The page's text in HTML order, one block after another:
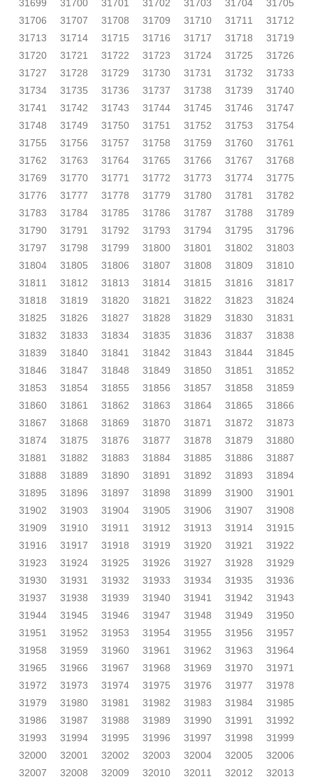
31699 31700 31701 31702 31703 31704
31705
31706
31707 31708 31709 31710 31711
31712
31713
31714 31715 31716 31717 31718
31719
31720
31721 31722 31723 31724 31725
31726
31727
31728 31729 31730 31731 31732
31733
31734
31735 31736 31737 31738 31739
31740
31741
31742 31743 31744 31745 31746
31747
31748
31749 31750 31751 31752 31753
31754
31755
31756 31757 31758 31759 31760
31761
31762
31763 31764 31765 31766 31767
31768
31769
31770 31771 31772 31773 31774
31775
31776
31777 31778 31779 31780 31781
31782
31783
31784 31785 31786 31787 31788
31789
31790
31791 31792 31793 31794 31795
31796
31797
31798 31799 31800 31801 31802
31803
31804
31805 31806 31807 31808 31809
31810
31811
31812 31813 31814 31815 31816
31817
31818
31819 31820 31821 31822 31823
31824
31825
31826 31827 31828 31829 31830
31831
31832
31833 31834 31835 31836 31837
31838
31839
31840 31841 31842 31843 31844
31845
31846
31847 31848 31849 31850 31851
31852
31853
31854 31855 31856 31857 31858
31859
31860
31861 31862 31863 31864 31865
31866
31867
31868 31869 31870 31871 31872
31873
31874
31875 31876 31877 31878 31879
31880
31881
31882 31883 31884 31885 31886
31887
31888
31889 31890 31891 31892 31893
31894
31895
31896 31897 31898 31899 31900
31901
31902
31903 31904 31905 31906 31907
31908
31909
31910 31911 31912 31913 31914
31915
31916
31917 31918 31919 31920 31921
31922
31923
31924 31925 31926 31927 31928
31929
31930
31931 31932 31933 31934 31935
31936
31937
31938 31939 31940 31941 31942
31943
31944
31945 31946 31947 31948 31949
31950
31951
31952 31953 31954 31955 31956
31957
31958
31959 31960 31961 31962 31963
31964
31965
31966 31967 31968 31969 31970
31971
31972
31973 31974 31975 31976 31977
31978
31979
31980 31981 31982 31983 31984
31985
31986
31987 31988 31989 31990 31991
31992
31993
31994 31995 31996 31997 31998
31999
32000
32001 32002 32003 32004 32005
32006
32007
32008 32009 32010 32011 32012
32013